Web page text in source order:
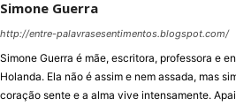
Simone Guerra
http://entre-palavrasesentimentos.blogspot.com/
Simone Guerra é mãe, escritora, professora e
Holanda. Ela não é assim e nem assada, mas
coração sente e a alma vive intensamente.